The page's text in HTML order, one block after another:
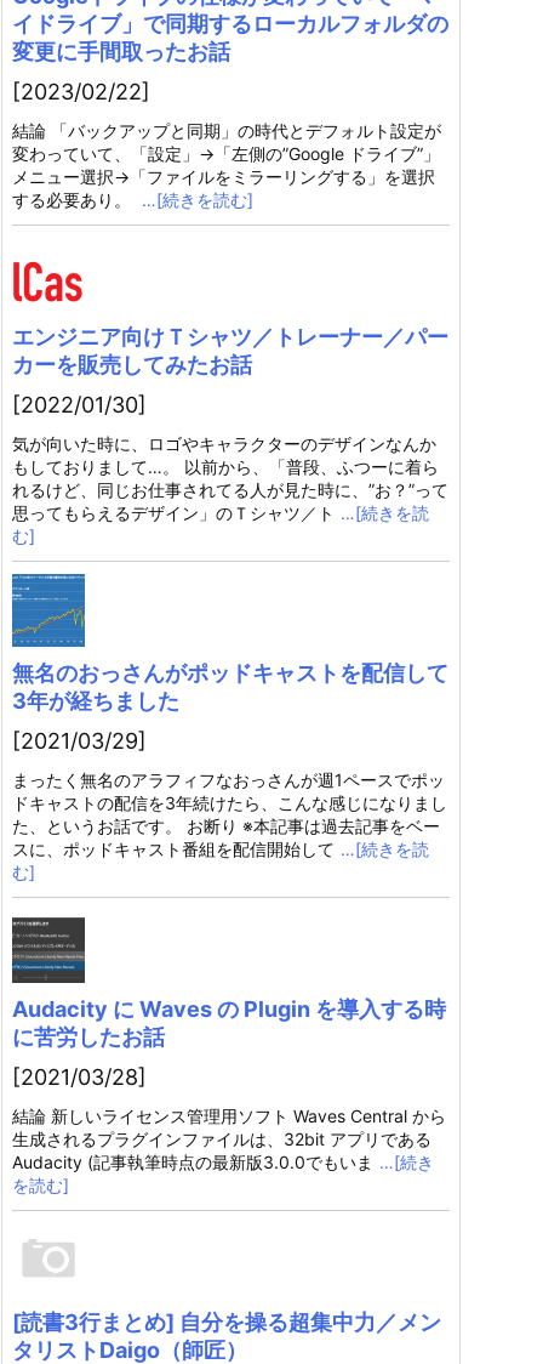
イドライブ」で同期するローカルフォルダの
変更に手間取ったお話
[2023/02/22]
結論 「バックアップと同期」の時代とデフォルト設定が
変わっていて、「設定」→「左側の”Google ドライブ”」
メニュー選択→「ファイルをミラーリングする」を選択
する必要あり。
…[続きを読む]
エンジニア向けＴシャツ／トレーナー／パー
カーを販売してみたお話
[2022/01/30]
気が向いた時に、ロゴやキャラクターのデザインなんか
もしておりまして…。 以前から、「普段、ふつーに着ら
れるけど、同じお仕事されてる人が見た時に、”お？”って
思ってもらえるデザイン」のＴシャツ／ト …[続きを読
む]
無名のおっさんがポッドキャストを配信して
3年が経ちました
[2021/03/29]
まったく無名のアラフィフなおっさんが週1ペースでポッ
ドキャストの配信を3年続けたら、こんな感じになりまし
た、というお話です。 お断り ※本記事は過去記事をベー
スに、ポッドキャスト番組を配信開始して …[続きを読
む]
Audacity に Waves の Plugin を導入する時
に苦労したお話
[2021/03/28]
結論 新しいライセンス管理用ソフト Waves Central から
生成されるプラグインファイルは、32bit アプリである
Audacity (記事執筆時点の最新版3.0.0でもいま …[続き
を読む]
[読書3行まとめ] 自分を操る超集中力／メン
タリストDaigo（師匠）